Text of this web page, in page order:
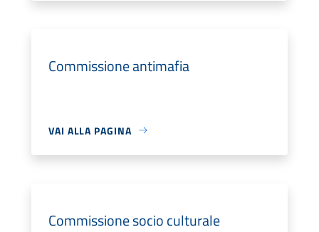
Commissione antimafia
VAI ALLA PAGINA
Commissione socio culturale